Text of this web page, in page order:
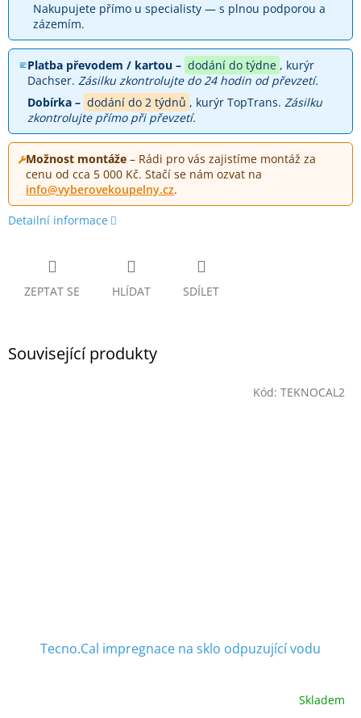
Nakupujete přímo u specialisty — s plnou podporou a
zázemím.
Platba převodem / kartou – dodání do týdne , kurýr
Dachser. Zásilku zkontrolujte do 24 hodin od převzetí.
Dobírka – dodání do 2 týdnů , kurýr TopTrans. Zásilku
zkontrolujte přímo při převzetí.
Možnost montáže – Rádi pro vás zajistíme montáž za
cenu od cca 5 000 Kč. Stačí se nám ozvat na
info@vyberovekoupelny.cz.
Detailní informace
ZEPTAT SE HLÍDAT SDÍLET
Související produkty
Tecno.Cal impregnace na sklo odpuzující vodu
Skladem
Kód: TEKNOCAL2